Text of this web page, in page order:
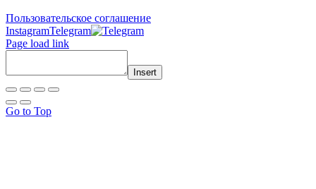
Пользовательское соглашение
InstagramTelegram
Page load link
Insert
Go to Top